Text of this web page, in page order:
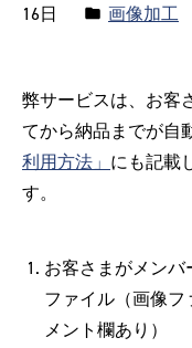
16日
カ
リ
ー:
画像加工
弊サービスは、お客
てから納品までが自
利用方法」 にも記載
す。
お客さまがメンバ
ファイル（画像
メント欄あり）